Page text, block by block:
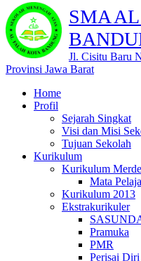
SMA
Jl. Cisitu Baru
Provinsi Jawa Barat
Home
Profil
Sejarah Singkat
Visi dan Misi
Tujuan Sekolah
Kurikulum
Kurikulum
Mata
Kurikulum 2013
Ekstrakurikuler
Pramuka
PMR
Perisai